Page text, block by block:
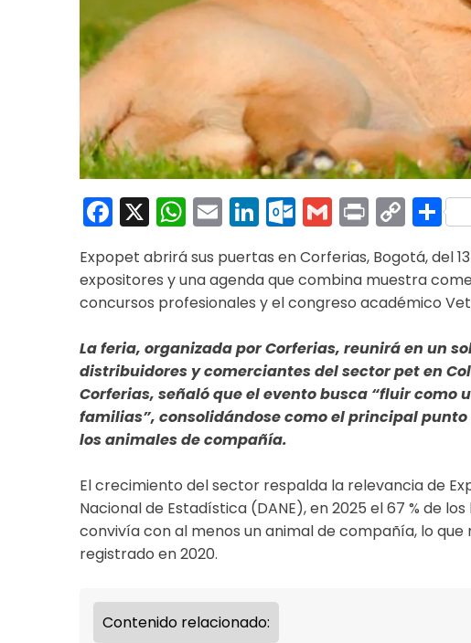
Facebook
X WhatsApp
EmailLinkedInGmail
Print
Link
Expopet abrirá sus puertas en Corferias, Bogotá, del
expositores y una agenda que combina muestra
concursos profesionales y el congreso académico
La feria, organizada por Corferias, reunirá en un
distribuidores y comerciantes del sector pet en
Corferias, señaló que el evento busca “fluir como
familias”, consolidándose como el principal
los animales de compañía.
El crecimiento del sector respalda la relevancia de
Nacional de Estadística (DANE), en 2025 el 67 % de
convivía con al menos un animal de compañía, lo
registrado en 2020.
Contenido relacionado: